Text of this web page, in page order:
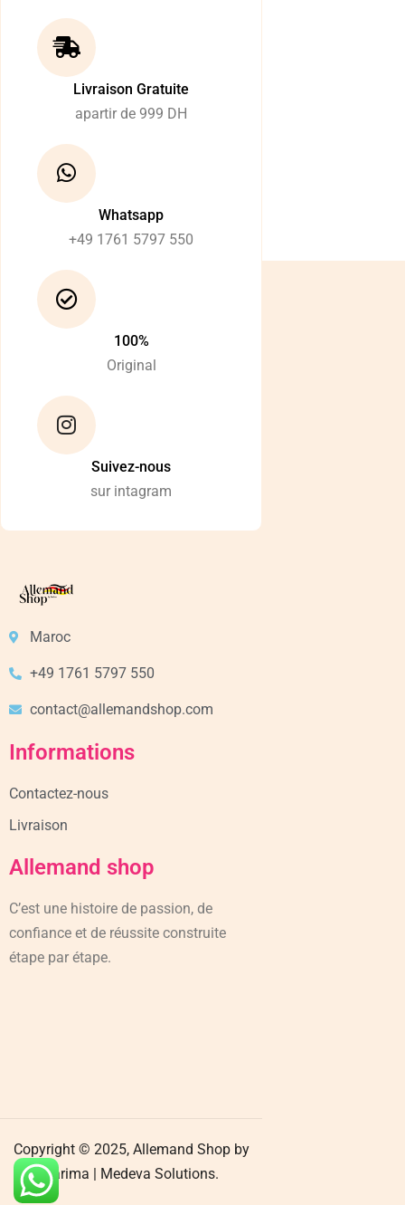
Livraison Gratuite
apartir de 999 DH
Whatsapp
+49 1761 5797 550
100%
Original
Suivez-nous
sur intagram
Maroc
+49 1761 5797 550
contact@allemandshop.com
Informations
Contactez-nous
Livraison
Allemand shop
C’est une histoire de passion, de
confiance et de réussite construite
étape par étape.
Copyright © 2025, Allemand Shop by
Karima |
Medeva Solutions.